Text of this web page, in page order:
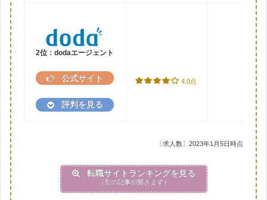
2位：dodaエージェント
公式サイト
評判を見る
4.0点
〔求人数〕2023年1月5日時点
転職サイトランキングを見る
（別の記事が開きます）